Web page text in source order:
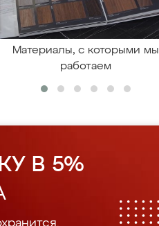
Материалы, с которыми мы
работаем
В 5%